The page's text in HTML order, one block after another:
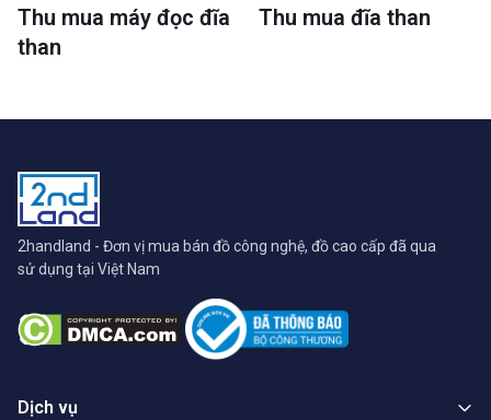
Thu mua máy đọc đĩa
than
Thu mua đĩa than
2handland - Đơn vị mua bán đồ công nghệ, đồ cao cấp đã qua
sử dụng tại Việt Nam
Dịch vụ